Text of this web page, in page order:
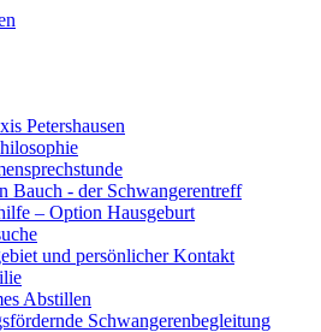
Petershausen
Bauch - der Schwangerentreff
– Option Hausgeburt
und persönlicher Kontakt
Abstillen
Schwangerenbegleitung